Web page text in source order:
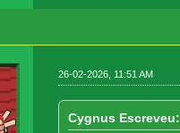
26-02-2026, 11:51 AM
Cygnus Escreveu: